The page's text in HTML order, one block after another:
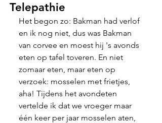
Telepathie
Het begon zo: Bakman had verlof
en ik nog niet, dus was Bakman
van corvee en moest hij 's avonds
eten op tafel toveren. En niet
zomaar eten, maar eten op
verzoek: mosselen met frietjes,
aha! Tijdens het avondeten
vertelde ik dat we vroeger maar
één keer per jaar mosselen aten,